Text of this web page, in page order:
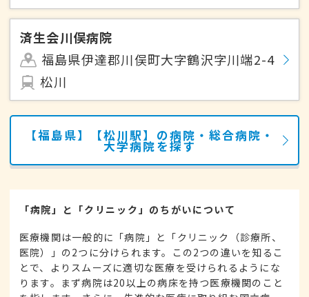
済生会川俣病院
福島県伊達郡川俣町大字鶴沢字川端2-4
松川
【福島県】【松川駅】の病院・総合病院・
大学病院を探す
「病院」と「クリニック」のちがいについて
医療機関は一般的に「病院」と「クリニック（診療所、
医院）」の2つに分けられます。この2つの違いを知るこ
とで、よりスムーズに適切な医療を受けられるようにな
ります。まず病院は20以上の病床を持つ医療機関のこと